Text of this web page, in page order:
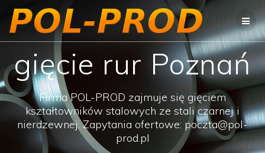
Przejdź
do
treści
gięcie rur Poznań
Firma POL-PROD zajmuje się gięciem
kształtowników stalowych ze stali czarnej i
nierdzewnej. Zapytania ofertowe: poczta@pol-
prod.pl